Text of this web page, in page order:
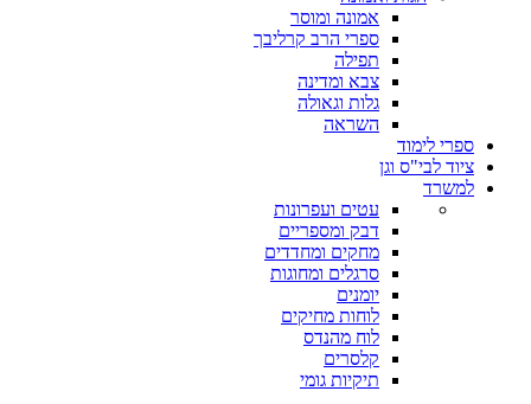
אמונה ומוסר
ספרי הרב קרליבך
תפילה
צבא ומדינה
גלות וגאולה
השראה
ספרי לימוד
ציוד לבי"ס וגן
למשרד
עטים ועפרונות
דבק ומספריים
מחקים ומחדדים
סרגלים ומחוגות
יומנים
לוחות מחיקים
לוח מהנדס
קלסרים
תיקיות גומי